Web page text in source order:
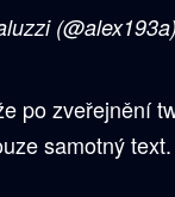
(@alex193a)
po zveřejnění
samotný text.